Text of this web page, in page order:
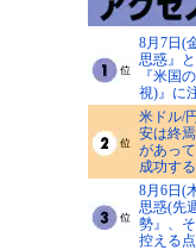
8月7日(
思惑』
『米国
視)』に
米ドル/
安は終
があっ
成功す
8月6日(
思惑(先
勢』、
控える